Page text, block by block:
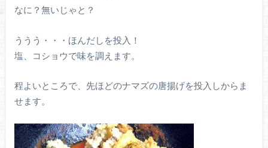
なに？無いじゃと？
ううう・・・ほんだしを投入！
塩、コショウで味を調えます。
程よいところで、先ほどのナマズの唐揚げを投入しからま
せます。